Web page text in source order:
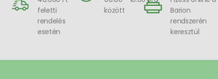
feletti
rendelés
esetén
között
Barion
rendszerén
keresztül